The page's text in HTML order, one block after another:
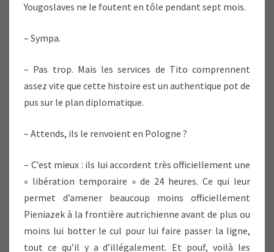
Yougoslaves ne le foutent en tôle pendant sept mois.
– Sympa.
– Pas trop. Mais les services de Tito comprennent
assez vite que cette histoire est un authentique pot de
pus sur le plan diplomatique.
– Attends, ils le renvoient en Pologne ?
– C’est mieux : ils lui accordent très officiellement une
« libération temporaire » de 24 heures. Ce qui leur
permet d’amener beaucoup moins officiellement
Pieniazek à la frontière autrichienne avant de plus ou
moins lui botter le cul pour lui faire passer la ligne,
tout ce qu’il y a d’illégalement. Et pouf, voilà les